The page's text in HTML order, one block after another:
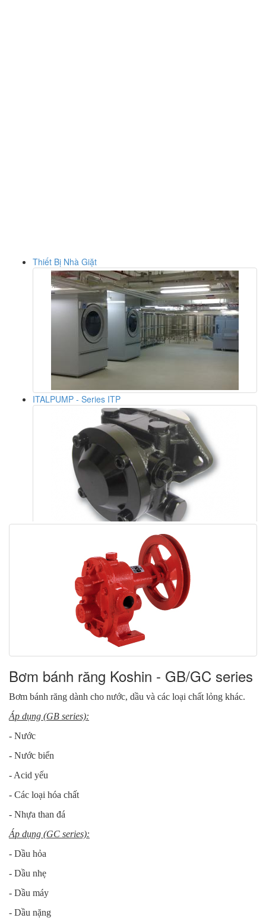
ITALPUMP - Series ITP
GVR - BMF series
OBERDORFER - Series N7000
Bơm bánh răng Koshin - GB/GC series
Bơm bánh răng dành cho nước, dầu và các loại chất lỏng khác.
Áp dụng (GB series):
- Nước
- Nước biển
- Acid yếu
- Các loại hóa chất
- Nhựa than đá
Áp dụng (GC series):
- Dầu hỏa
- Dầu nhẹ
- Dầu máy
- Dầu nặng